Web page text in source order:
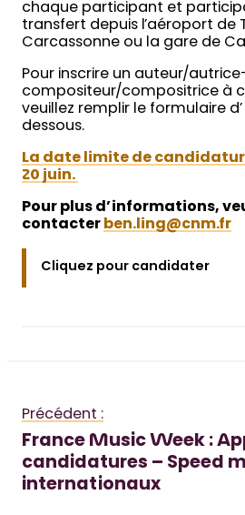
chaque participant et
transfert depuis l’aéroport de
Carcassonne ou la gare de
Pour inscrire un auteur/
compositeur/compositrice à
veuillez remplir le formulaire
dessous.
La date limite de
20 juin.
Pour plus d’informations,
contacter ben.ling@cnm.fr
Cliquez pour candidater
Précédent :
France Music Week :
candidatures – Speed
internationaux